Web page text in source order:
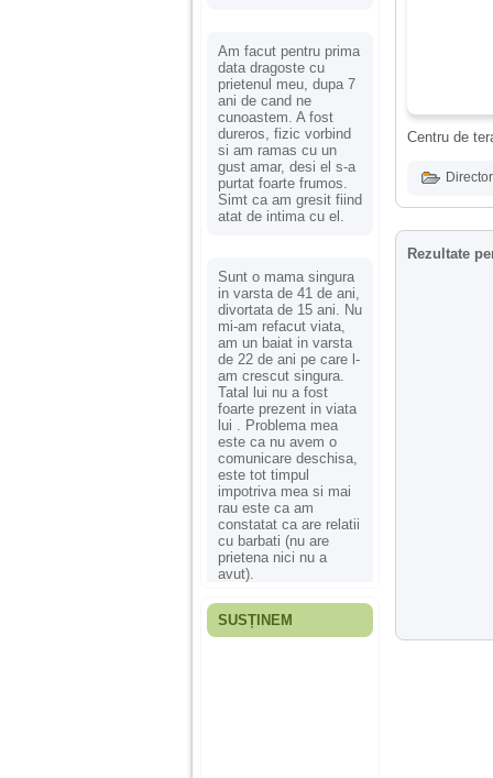
Am facut pentru prima
data dragoste cu
prietenul meu, dupa 7
ani de cand ne
cunoastem. A fost
dureros, fizic vorbind
si am ramas cu un
gust amar, desi el s-a
purtat foarte frumos.
Simt ca am gresit fiind
atat de intima cu el.
Sunt o mama singura
in varsta de 41 de ani,
divortata de 15 ani. Nu
mi-am refacut viata,
am un baiat in varsta
de 22 de ani pe care l-
am crescut singura.
Tatal lui nu a fost
foarte prezent in viata
lui . Problema mea
este ca nu avem o
comunicare deschisa,
este tot timpul
impotriva mea si mai
rau este ca am
constatat ca are relatii
cu barbati (nu are
prietena nici nu a
avut).
Fiica mea s-a nascut
SUSȚINEM
Centru de
Rezultate